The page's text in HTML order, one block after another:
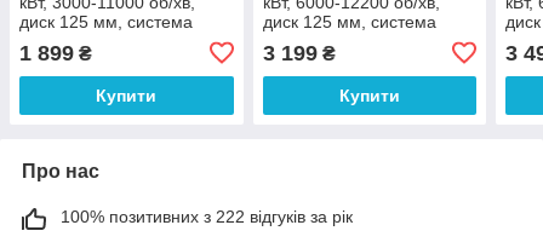
диск 125 мм, система
стабілізації, плавний пуск
INTERTOOL WT-0234
1 899 ₴
Купити
диск 125 мм, система
повторного включення,
плавний пуск
3 199₴
Купити
3
Про нас
100% позитивних з 222 відгуків за рік